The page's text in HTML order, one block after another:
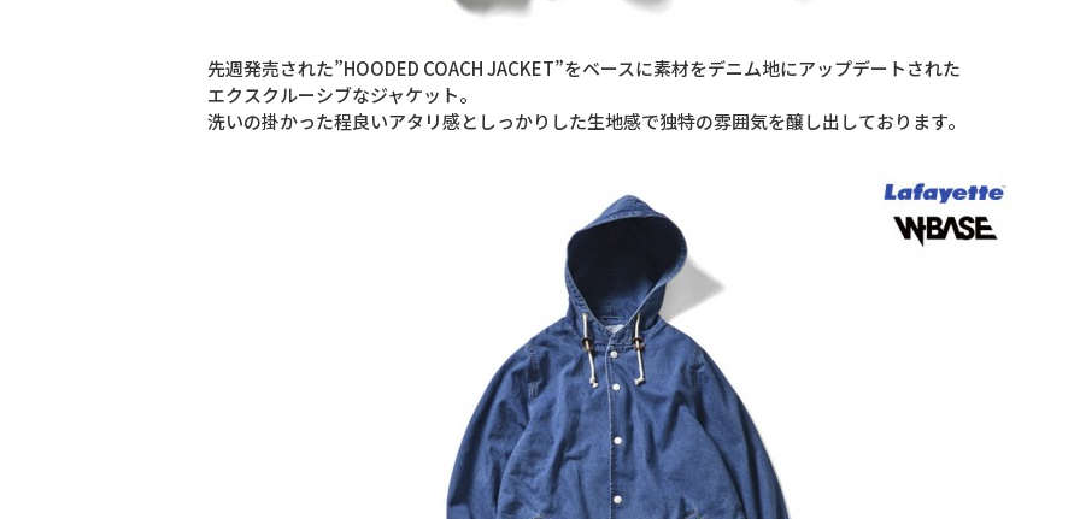
先週発売された”HOODED COACH JACKET”をベースに素材をデニム地にアップデートされた
エクスクルーシブなジャケット。
洗いの掛かった程良いアタリ感としっかりした生地感で独特の雰囲気を醸し出しております。